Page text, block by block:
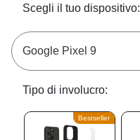
Scegli il tuo dispositivo:
Tipo di involucro:
Bestseller